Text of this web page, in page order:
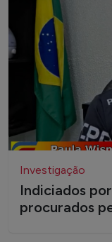
Investigação
Indiciados
procurados